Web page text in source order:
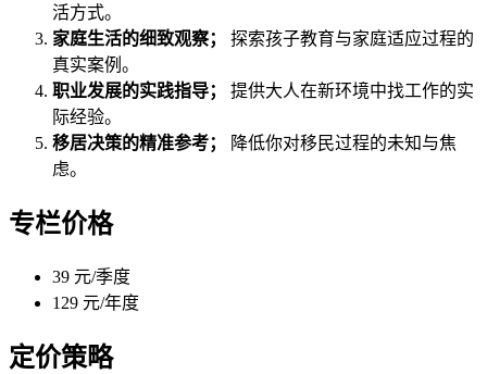
活方式。
家庭生活的细致观察；
探索孩子教育与家庭适应过程的
真实案例。
职业发展的实践指导；
提供大人在新环境中找工作的实
际经验。
移居决策的精准参考；
降低你对移民过程的未知与焦
虑。
专栏价格
39 元/季度
129 元/年度
定价策略